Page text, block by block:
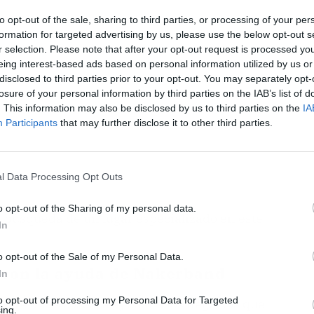
opt-out of the sale, sharing to third parties, or processing of your
for targeted advertising by us, please use the below opt-out
selection. Please note that after your opt-out request is processed
interest-based ads based on personal information utilized by us
to third parties prior to your opt-out. You may separately
of your personal information by third parties on the IAB’s list of
This information may also be disclosed by us to third parties on the
Participants that may further disclose it to other third parties.
Data Processing Opt Outs
opt-out of the Sharing of my personal data.
opt-out of the Sale of my Personal Data.
opt-out of processing my Personal Data for Targeted
de un lugar especializado en este
la ayuda de Nakerband
otras cosas, a ayudar a los negocios que